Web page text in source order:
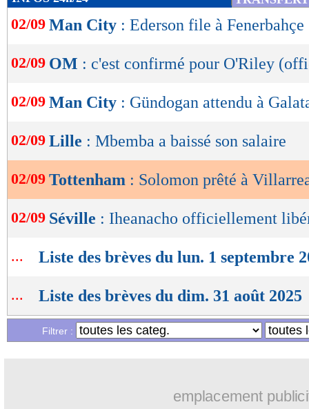
de
lecture
OK
02/09 Man City : Ederson file à
02/09 OM : c'est confirmé pour O'Riley
02/09 Man City : Gündogan attendu à
02/09 Lille : Mbemba a baissé son salaire
02/09 Tottenham : Solomon prêté à
02/09 Séville : Iheanacho officiellement
... Liste des brèves du lun. 1 septembre
... Liste des brèves du dim. 31 août 2025
Filtrer :
emplacement